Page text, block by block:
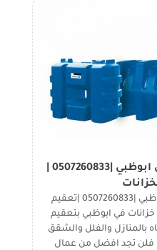
شركة تنظيف خزانات في ابوظبي |0507260833 |تعقيم
في ابوظبي بتعقيم
بالمنازل والفلل والشقق
، فلن تجد افضل من عمال